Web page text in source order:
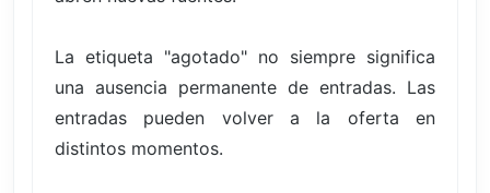
La etiqueta "agotado" no siempre significa
una ausencia permanente de entradas. Las
entradas pueden volver a la oferta en
distintos momentos.